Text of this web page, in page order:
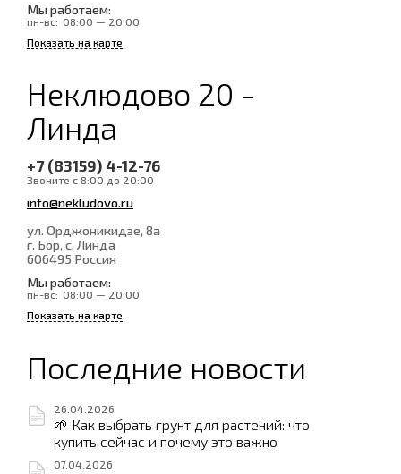
Мы работаем:
пн-вс: 08:00 — 20:00
Показать на карте
Неклюдово 20 -
Линда
+7 (83159) 4-12-76
Звоните с 8:00 до 20:00
info@nekludovo.ru
ул. Орджоникидзе, 8а
г. Бор, с. Линда
606495 Россия
Мы работаем:
пн-вс: 08:00 — 20:00
Показать на карте
Последние новости
26.04.2026
🌱 Как выбрать грунт для растений: что
купить сейчас и почему это важно
07.04.2026